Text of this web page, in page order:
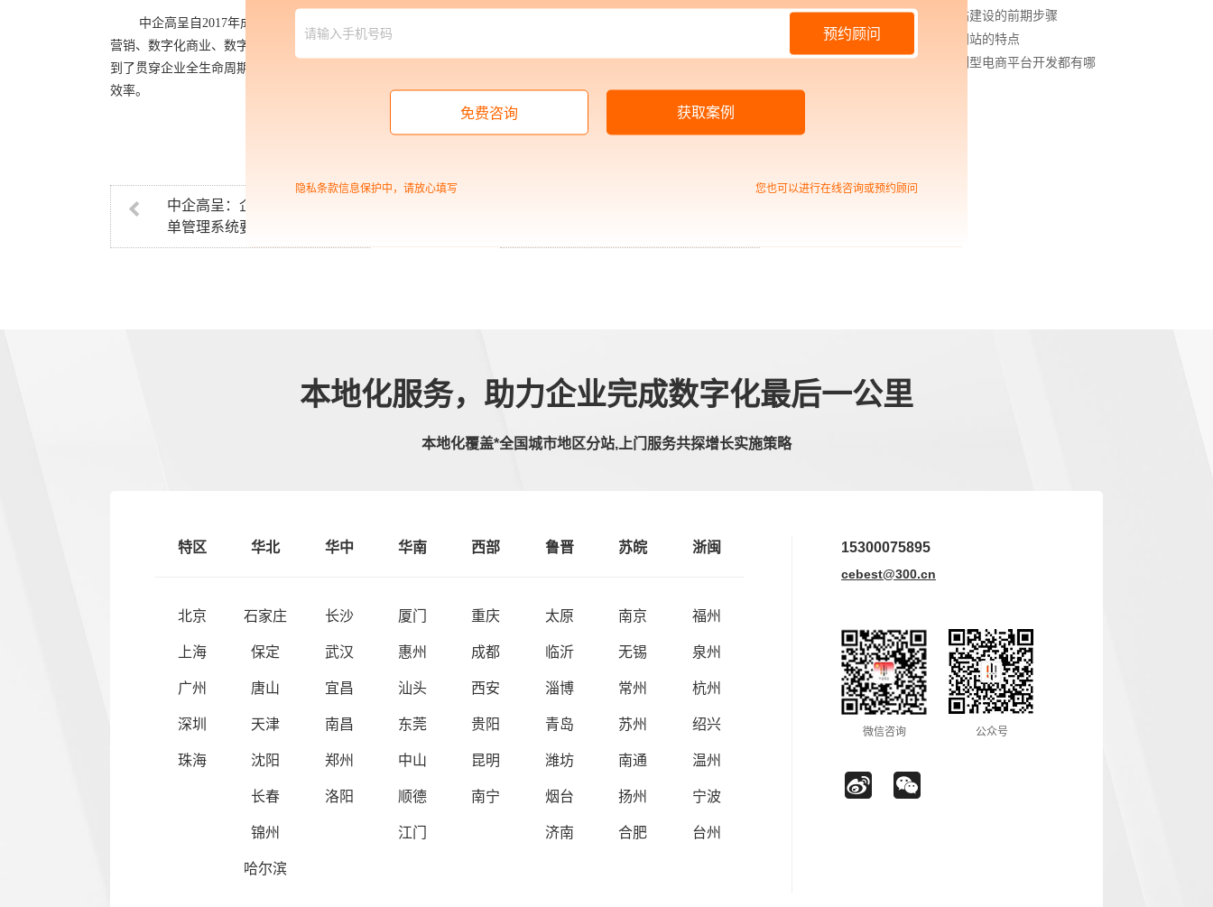
中企高呈自2017年成立至今，已服务近300多家世界500强、中国500强及行业头部客户。高呈已形成包括数字化
营销、数字化商业、数字化管理在内的三大业务线，来打通企业数字化转型全流程服务。在数字化管理方面，已经做
到了贯穿企业全生命周期管理，去帮助企业实现内部数据线上化、资产化，借助数据化手段提升企业科学决策和运营
效率。
中企高呈：企业打造客户订
单管理系统要了解的内容
中企高呈：企业开始高端网站建设的前期步骤
中企高呈：企业个性化定制网站的特点
中企高呈：相比模板商城定制型电商平台开发都有哪
本地化服务，助力企业完成数字化最后一公里
本地化覆盖*全国城市地区分站,上门服务共探增长实施策略
特区
北京
上海
广州
深圳
珠海
华北
石家庄
保定
唐山
天津
沈阳
长春
锦州
哈尔滨
华中
长沙
武汉
宜昌
南昌
郑州
洛阳
华南
厦门
惠州
汕头
东莞
中山
顺德
江门
西部
重庆
成都
西安
贵阳
昆明
南宁
鲁晋
太原
临沂
淄博
青岛
潍坊
烟台
济南
苏皖
南京
无锡
常州
苏州
南通
扬州
合肥
浙闽
福州
泉州
杭州
绍兴
温州
宁波
台州
15300075895
cebest@300.cn
微信咨询 公众号
预约顾问
免费咨询 获取案例
隐私条款信息保护中，请放心填写 您也可以进行在线咨询或预约顾问